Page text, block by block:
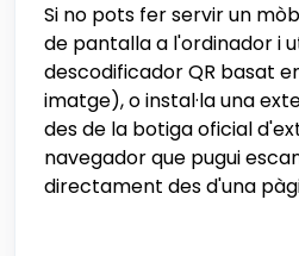
Si no pots fer servir un
de pantalla a l'ordinador i
descodificador QR basat
imatge), o instal·la una
des de la botiga oficial
navegador que pugui
directament des d'una